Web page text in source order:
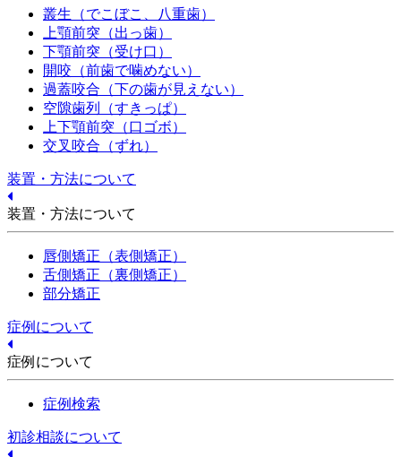
叢生（でこぼこ、八重歯）
上顎前突（出っ歯）
下顎前突（受け口）
開咬（前歯で噛めない）
過蓋咬合（下の歯が見えない）
空隙歯列（すきっぱ）
上下顎前突（口ゴボ）
交叉咬合（ずれ）
装置・方法について
装置・方法について
唇側矯正（表側矯正）
舌側矯正（裏側矯正）
部分矯正
症例について
症例について
症例検索
初診相談について